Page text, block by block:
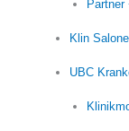
Partner
Klin Salone
UBC